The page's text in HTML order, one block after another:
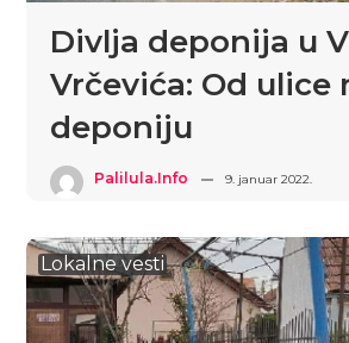
Divlja deponija u
Vrčevića: Od ulice
deponiju
Palilula.info 9. januar 2022.
Lokalne vesti